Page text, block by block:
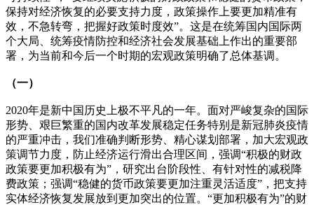
保持对经济恢复的必要支持力度，政策操作上要更加精准有
效，不急转弯，把握好政策时度效”。这是在统筹国内国际两
个大局、统筹疫情防控和经济社会发展基础上作出的重要部
署，为当前和今后一个时期的宏观政策明确了总体基调。
（一）
2020年是新中国历史上极不平凡的一年。面对严峻复杂的国际
形势、艰巨繁重的国内改革发展稳定任务特别是新冠肺炎疫情
的严重冲击，我们准确判断形势、精心谋划部署，加大宏观政
策调节力度，防止经济运行滑出合理区间，强调“积极的财政
政策要更加积极有为”，研究出台阶段性、有针对性的减税降
费政策；强调“稳健的货币政策要更加注重灵活适度”，把支持
实体经济恢复发展放到更加突出的位置。“更加积极有为”的财